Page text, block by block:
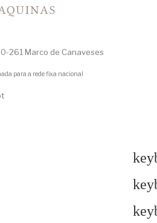
261 Marco de Canaveses
para a rede fixa nacional